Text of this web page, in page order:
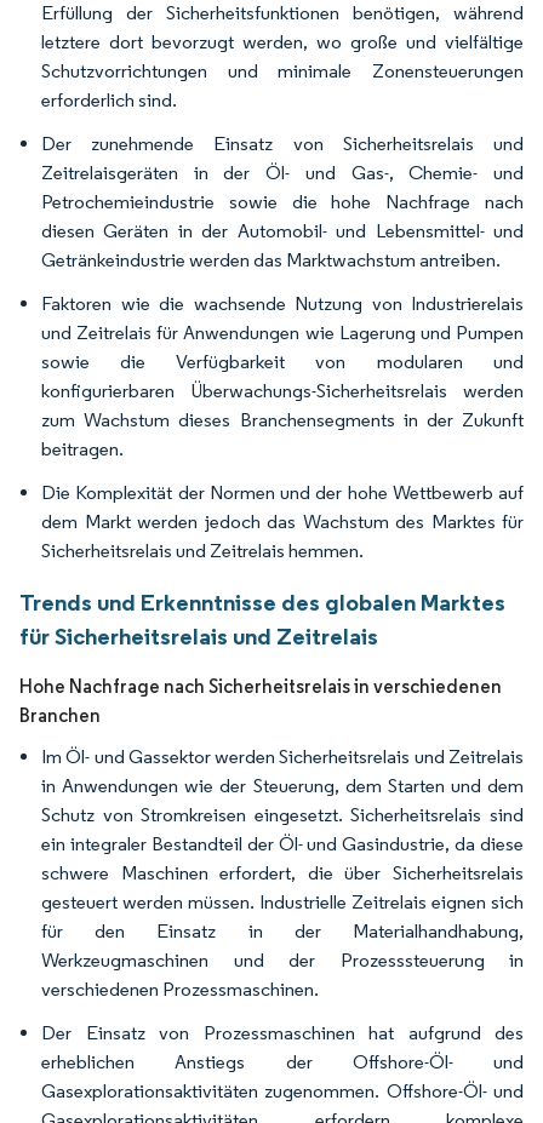
Erfüllung der Sicherheitsfunktionen benötigen, während
letztere dort bevorzugt werden, wo große und vielfältige
Schutzvorrichtungen und minimale Zonensteuerungen
erforderlich sind.
Der zunehmende Einsatz von Sicherheitsrelais und
Zeitrelaisgeräten in der Öl- und Gas-, Chemie- und
Petrochemieindustrie sowie die hohe Nachfrage nach
diesen Geräten in der Automobil- und Lebensmittel- und
Getränkeindustrie werden das Marktwachstum antreiben.
Faktoren wie die wachsende Nutzung von Industrierelais
und Zeitrelais für Anwendungen wie Lagerung und Pumpen
sowie die Verfügbarkeit von modularen und
konfigurierbaren Überwachungs-Sicherheitsrelais werden
zum Wachstum dieses Branchensegments in der Zukunft
beitragen.
Die Komplexität der Normen und der hohe Wettbewerb auf
dem Markt werden jedoch das Wachstum des Marktes für
Sicherheitsrelais und Zeitrelais hemmen.
Trends und Erkenntnisse des globalen Marktes
für Sicherheitsrelais und Zeitrelais
Hohe Nachfrage nach Sicherheitsrelais in verschiedenen
Branchen
Im Öl- und Gassektor werden Sicherheitsrelais und Zeitrelais
in Anwendungen wie der Steuerung, dem Starten und dem
Schutz von Stromkreisen eingesetzt. Sicherheitsrelais sind
ein integraler Bestandteil der Öl- und Gasindustrie, da diese
schwere Maschinen erfordert, die über Sicherheitsrelais
gesteuert werden müssen. Industrielle Zeitrelais eignen sich
für den Einsatz in der Materialhandhabung,
Werkzeugmaschinen und der Prozesssteuerung in
verschiedenen Prozessmaschinen.
Der Einsatz von Prozessmaschinen hat aufgrund des
erheblichen Anstiegs der Offshore-Öl- und
Gasexplorationsaktivitäten zugenommen. Offshore-Öl- und